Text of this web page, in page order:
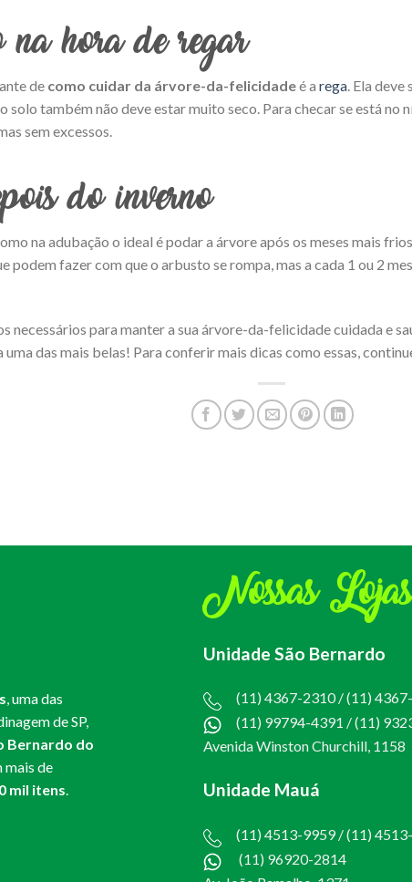
na hora de regar
de como cuidar da árvore-da-felicidadeé a rega . Ela
solo também não deve estar muito seco. Para checar se está no
sem excessos.
do inverno
na adubação o ideal é podar a árvore após os meses mais
podem fazer com que o arbusto se rompa, mas a cada 1 ou 2
necessários para manter a sua árvore-da-felicidade cuidada e
das mais belas! Para conferir mais dicas como essas,
, uma das
de SP,
Bernardo do
mais de
mil itens.
Nossas Lojas
Unidade São Bernardo
(11) 4367-2310 / (11)
(11) 99794-4391 /(11)
Avenida Winston Churchill, 1158
Unidade Mauá
(11) 4513-9959 / (11)
(11) 96920-2814